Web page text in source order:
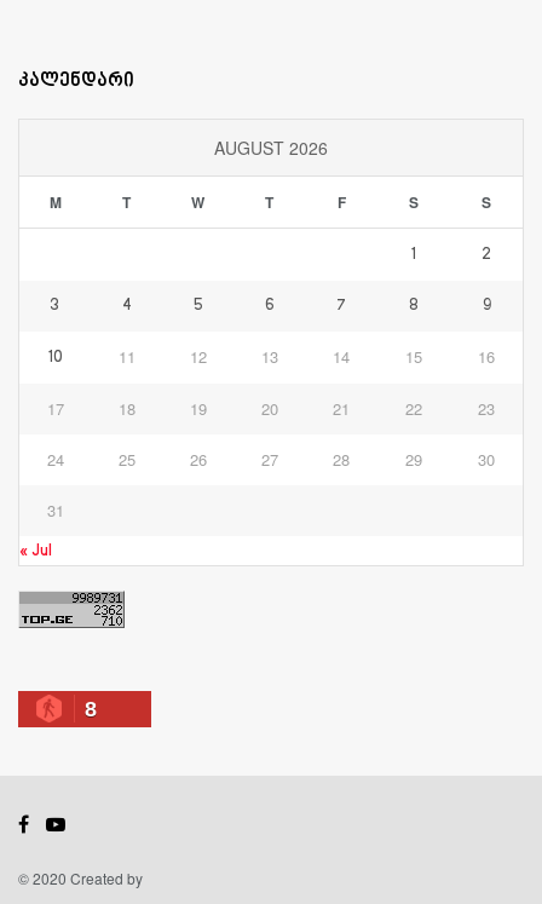
კალენდარი
AUGUST 2026
M T W T F S S
1 2
3 4 5 6 7 8 9
10 11 12 13 14 15 16
17 18 19 20 21 22 23
24 25 26 27 28 29 30
31
« Jul
8
© 2020 Created by